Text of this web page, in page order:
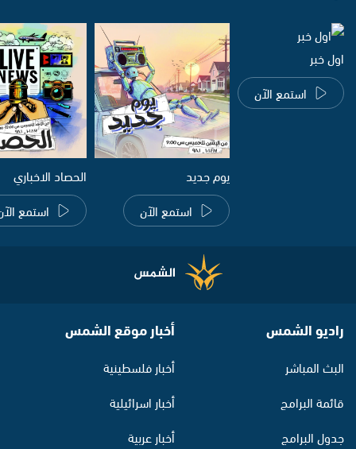
اول خبر
استمع الآن
يوم جديد
استمع الآن
الحصاد الاخباري
استمع
راديو الشمس
البث المباشر
قائمة البرامج
جدول البرامج
أخبار موقع الشمس
أخبار فلسطينية
أخبار اسرائيلية
أخبار عربية